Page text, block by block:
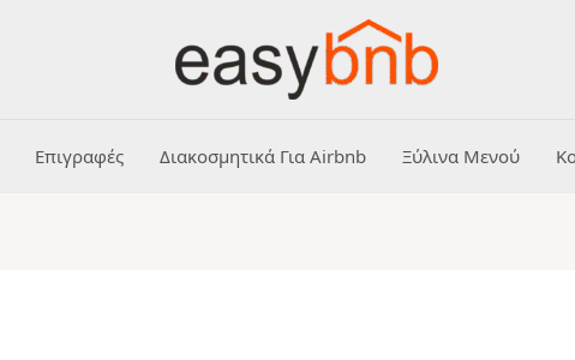
Επιγραφές Διακοσμητικά Για Airbnb Ξύλινα Μενού